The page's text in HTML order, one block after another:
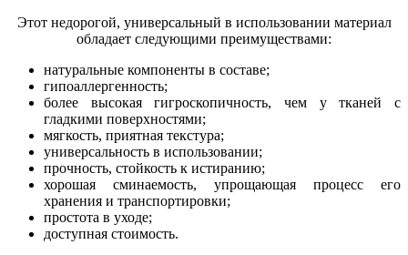
Этот недорогой, универсальный в использовании материал
обладает следующими преимуществами:
натуральные компоненты в составе;
гипоаллергенность;
более высокая гигроскопичность, чем у тканей с
гладкими поверхностями;
мягкость, приятная текстура;
универсальность в использовании;
прочность, стойкость к истиранию;
хорошая сминаемость, упрощающая процесс его
хранения и транспортировки;
простота в уходе;
доступная стоимость.